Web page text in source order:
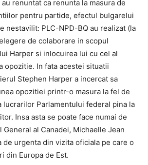
renuntat ca renunta la masura de
pentru partide, efectul bulgarelui
nestavilit: PLC-NPD-BQ au realizat (la
de colaborare in scopul
Harper si inlocuirea lui cu cel al
opozitie. In fata acestei situatii
Stephen Harper a incercat sa
opozitiei printr-o masura la fel de
lucrarilor Parlamentului federal pina la
Insa asta se poate face numai de
al Canadei, Michaelle Jean
de urgenta din vizita oficiala pe care o
din Europa de Est.